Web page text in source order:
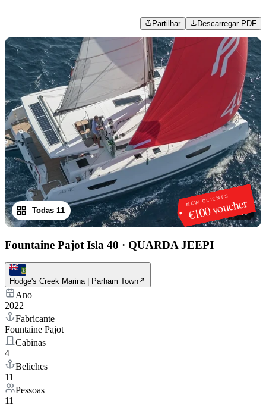
Partilhar Descarregar PDF
NEW CLIENTS
€100 voucher
1/11
Todas 11
Fountaine Pajot Isla 40 · QUARDA JEEPI
Hodge's Creek Marina | Parham Town
Ano
2022
Fabricante
Fountaine Pajot
Cabinas
4
Beliches
11
Pessoas
11